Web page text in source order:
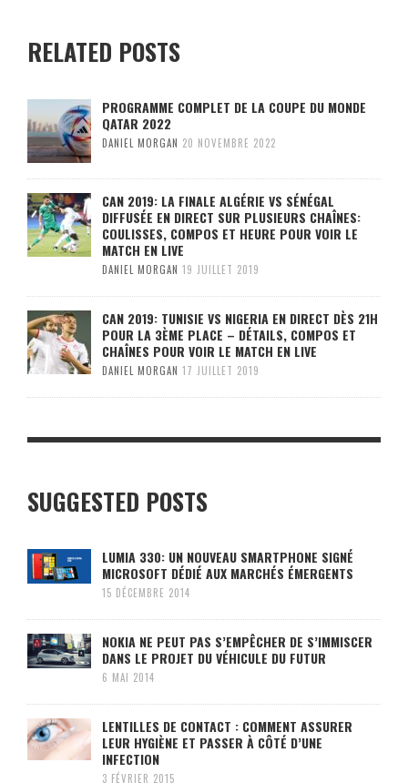
RELATED POSTS
PROGRAMME COMPLET DE LA COUPE DU MONDE
QATAR 2022
DANIEL MORGAN 20 NOVEMBRE 2022
CAN 2019: LA FINALE ALGÉRIE VS SÉNÉGAL
DIFFUSÉE EN DIRECT SUR PLUSIEURS CHAÎNES:
COULISSES, COMPOS ET HEURE POUR VOIR LE
MATCH EN LIVE
DANIEL MORGAN 19 JUILLET 2019
CAN 2019: TUNISIE VS NIGERIA EN DIRECT DÈS 21H
POUR LA 3ÈME PLACE – DÉTAILS, COMPOS ET
CHAÎNES POUR VOIR LE MATCH EN LIVE
DANIEL MORGAN 17 JUILLET 2019
SUGGESTED POSTS
LUMIA 330: UN NOUVEAU SMARTPHONE SIGNÉ
MICROSOFT DÉDIÉ AUX MARCHÉS ÉMERGENTS
15 DÉCEMBRE 2014
NOKIA NE PEUT PAS S’EMPÊCHER DE S’IMMISCER
DANS LE PROJET DU VÉHICULE DU FUTUR
6 MAI 2014
LENTILLES DE CONTACT : COMMENT ASSURER
LEUR HYGIÈNE ET PASSER À CÔTÉ D’UNE
INFECTION
3 FÉVRIER 2015